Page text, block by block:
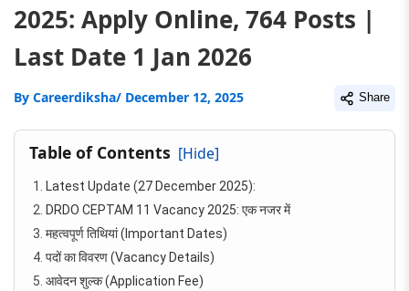
2025: Apply Online, 764 Posts |
Last Date 1 Jan 2026
By Careerdiksha/ December 12, 2025 Share
Table of Contents [Hide]
Latest Update (27 December 2025):
DRDO CEPTAM 11 Vacancy 2025: एक नजर में
महत्वपूर्ण तिथियां (Important Dates)
पदों का विवरण (Vacancy Details)
आवेदन शुल्क (Application Fee)